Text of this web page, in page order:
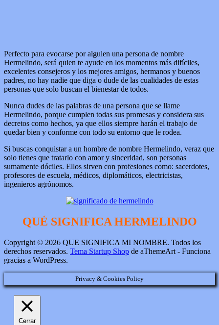
Perfecto para evocarse por alguien una persona de nombre
Hermelindo, será quien te ayude en los momentos más difíciles,
excelentes consejeros y los mejores amigos, hermanos y buenos
padres, no hay nadie que diga o dude de las cualidades de estas
personas que solo buscan el bienestar de todos.
Nunca dudes de las palabras de una persona que se llame
Hermelindo, porque cumplen todas sus promesas y considera sus
decretos como hechos, ya que ellos siempre harán el trabajo de
quedar bien y conforme con todo su entorno que le rodea.
Si buscas conquistar a un hombre de nombre Hermelindo, veraz que
solo tienes que tratarlo con amor y sinceridad, son personas
sumamente dóciles. Ellos sirven con profesiones como: sacerdotes,
profesores de escuela, médicos, diplomáticos, electricistas,
ingenieros agrónomos.
QUÉ SIGNIFICA HERMELINDO
Copyright © 2026 QUE SIGNIFICA MI NOMBRE. Todos los
derechos reservados. Tema Startup Shop de aThemeArt - Funciona
gracias a WordPress.
Privacy & Cookies Policy
Cerrar